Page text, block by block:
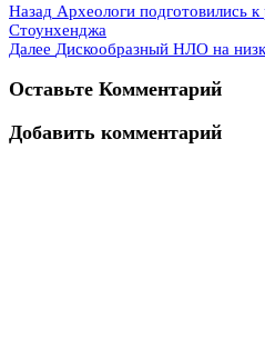
Назад Археологи подготовились
Стоунхенджа
Далее Дискообразный НЛО на
Оставьте Комментарий
Добавить комментарий